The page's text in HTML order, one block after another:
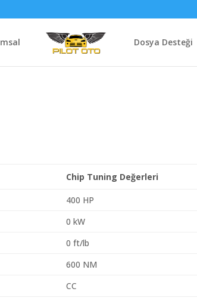
Dosya Desteği
Chip Tuning Değerleri
400 HP
0 kW
0 ft/lb
600 NM
CC